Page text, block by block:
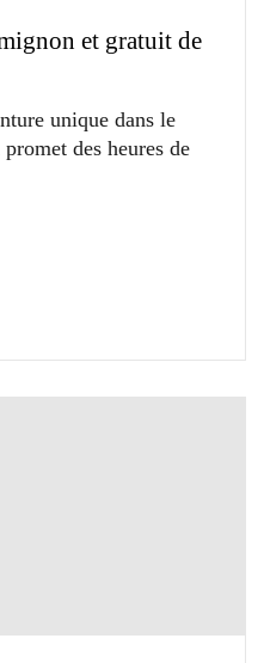
et gratuit de
unique dans le
des heures de